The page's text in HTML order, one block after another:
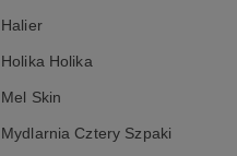
Halier
Holika Holika
Mel Skin
Mydlarnia Cztery Szpaki